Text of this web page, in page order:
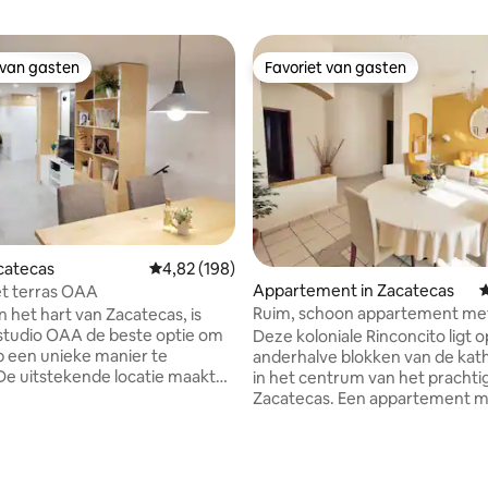
van 4,99 uit 5, 413 recensies
gasten
gasten
Gemiddelde beoordeling van 4,82 uit 5, 198
4,82 (198)
terras OAA
het hart van Zacatecas, is
OAA de beste optie om
een unieke manier te
uitstekende locatie maakt
Favoriet van gasten
Favoriet van gasten
Appartement in Zacatecas
Ruim, schoon appartement
parkeergelegenheid.
Deze koloniale Rinconcito ligt
anderhalve blokken van de
in het centrum van het
Zacatecas. Een appartement